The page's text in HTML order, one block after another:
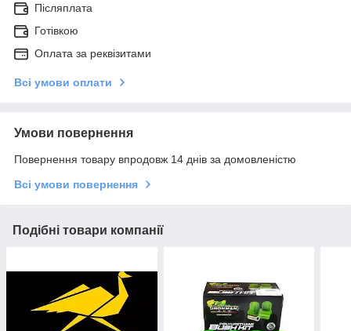
Післяплата
Готівкою
Оплата за реквізитами
Всі умови оплати
Умови повернення
Повернення товару впродовж 14 днів за домовленістю
Всі умови повернення
Подібні товари компанії